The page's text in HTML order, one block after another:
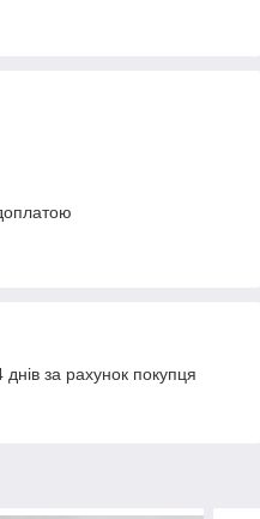
за рахунок покупця